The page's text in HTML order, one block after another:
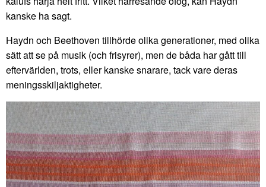
kanske ha sagt.
Haydn och Beethoven tillhörde olika generationer, med olika
sätt att se på musik (och frisyrer), men de båda har gått till
eftervärlden, trots, eller kanske snarare, tack vare deras
meningsskiljaktigheter.